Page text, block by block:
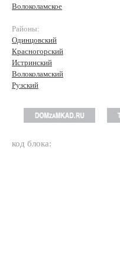
Волоколамское
Районы:
Одинцовский
Красногорский
Истринский
Волоколамский
Рузский
код блока: